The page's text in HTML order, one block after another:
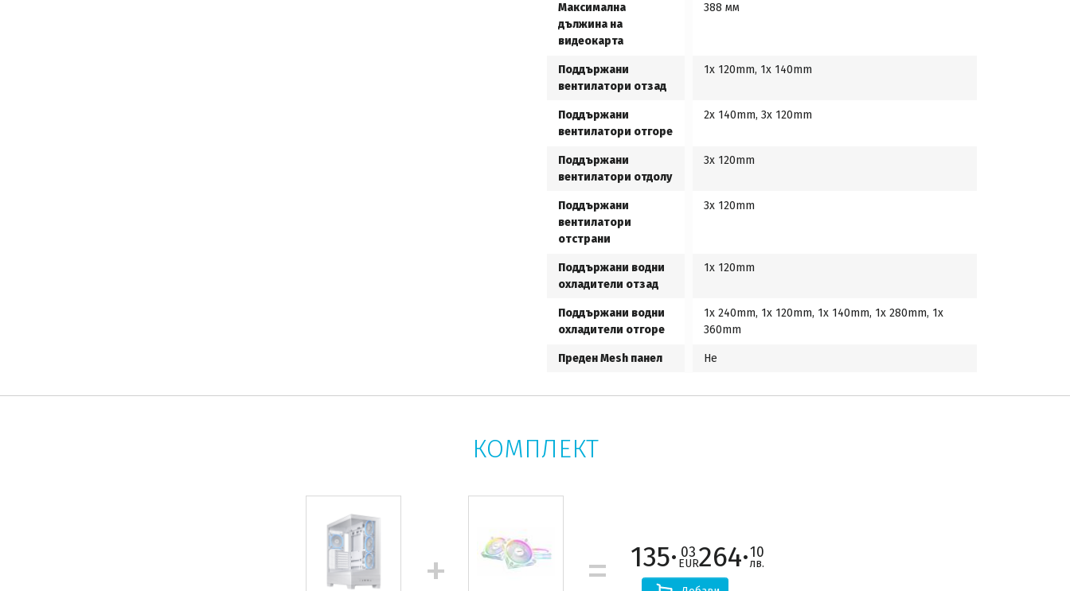
Максимална
дължина на
видеокарта
388 мм
Поддържани
вентилатори отзад
1x 120mm, 1x 140mm
Поддържани
вентилатори отгоре
2x 140mm, 3x 120mm
Поддържани
вентилатори отдолу
3x 120mm
Поддържани
вентилатори
отстрани
3x 120mm
Поддържани водни
охладители отзад
1x 120mm
Поддържани водни
охладители отгоре
1x 240mm, 1x 120mm, 1x 140mm, 1x 280mm, 1x
360mm
Преден Mesh панел Не
КОМПЛЕКТ
135· 03
EUR264·10
лв.